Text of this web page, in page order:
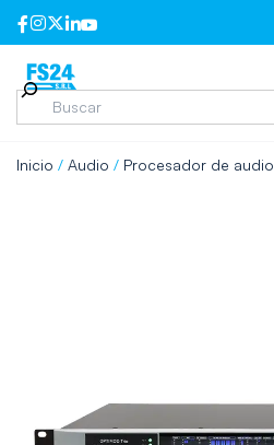
Inicio / Audio / Procesador de audio